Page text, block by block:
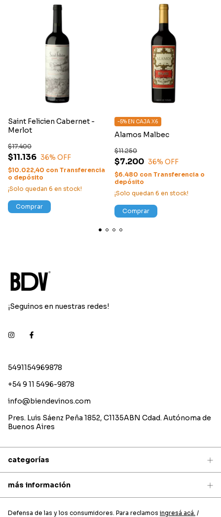
CRIANZA / BARRICADO
Criado en barricas de roble francés y americano 1ª y 2ª uso durante 18
meses. Guardado en botella durante 24 meses.
Saint Felicien Cabernet -
Merlot
$11.136
$17.400
36% OFF
$10.022,40 con Transferencia
o depósito
¡Solo quedan 6 en stock!
Comprar
Alamos Malbec
$7.200
$11.250
36% OFF
-5% EN CAJA X6
$6.480 con Transferencia o
depósito
¡Solo quedan 6 en stock!
Comprar
¡Seguinos en nuestras redes!
5491154969878
+54 9 11 5496-9878
info@biendevinos.com
Pres. Luis Sáenz Peña 1852, C1135ABN Cdad. Autónoma de
Buenos Aires
categorías
más información
Defensa de las y los consumidores. Para reclamos ingresá acá. /